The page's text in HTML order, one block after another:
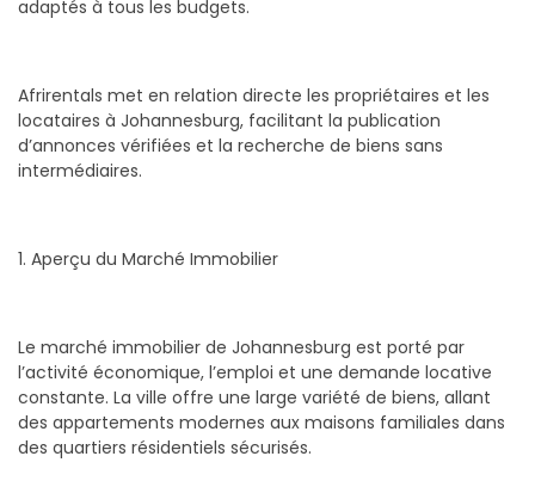
adaptés à tous les budgets.
Afrirentals met en relation directe les propriétaires et les
locataires à Johannesburg, facilitant la publication
d’annonces vérifiées et la recherche de biens sans
intermédiaires.
1. Aperçu du Marché Immobilier
Le marché immobilier de Johannesburg est porté par
l’activité économique, l’emploi et une demande locative
constante. La ville offre une large variété de biens, allant
des appartements modernes aux maisons familiales dans
des quartiers résidentiels sécurisés.